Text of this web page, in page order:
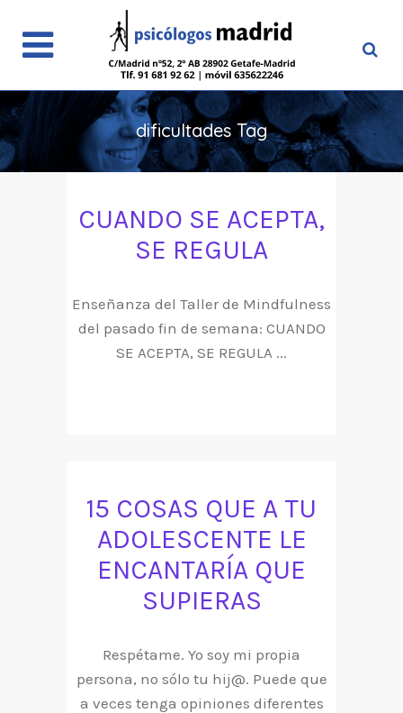
dificultades Tag
CUANDO SE ACEPTA,
SE REGULA
Enseñanza del Taller de Mindfulness
del pasado fin de semana: CUANDO
SE ACEPTA, SE REGULA ...
15 COSAS QUE A TU
ADOLESCENTE LE
ENCANTARÍA QUE
SUPIERAS
Respétame. Yo soy mi propia
persona, no sólo tu hij@. Puede que
a veces tenga opiniones diferentes